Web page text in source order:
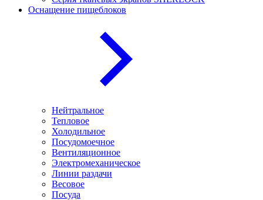
Оснащение пищеблоков
Нейтральное
Тепловое
Холодильное
Посудомоечное
Вентиляционное
Электромеханическое
Линии раздачи
Весовое
Посуда